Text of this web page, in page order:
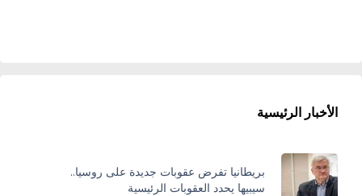
الأخبار الرئيسية
بريطانيا تفرض عقوبات جديدة على روسيا..
سيبيها يحدد العقوبات الرئيسية